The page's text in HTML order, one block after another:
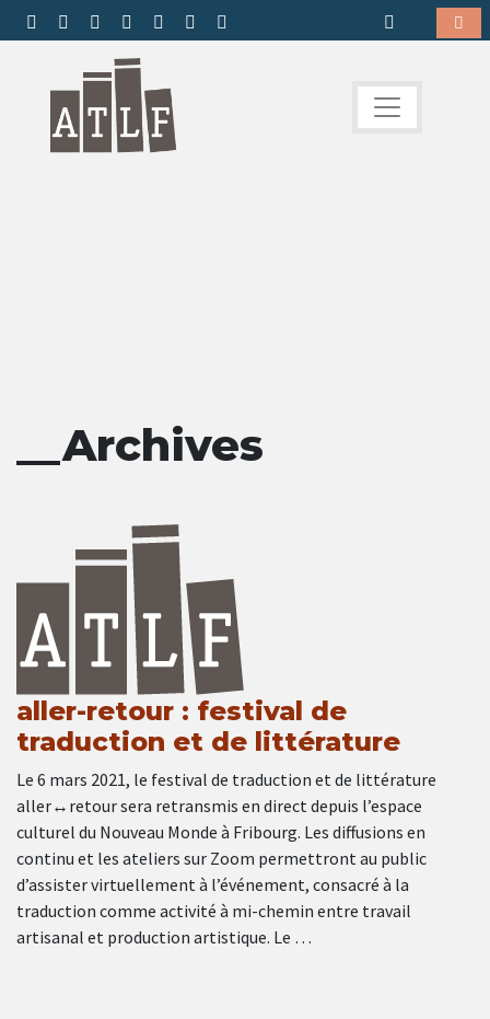
__Archives
aller-retour : festival de
traduction et de littérature
Le 6 mars 2021, le festival de traduction et de littérature
aller↔retour sera retransmis en direct depuis l’espace
culturel du Nouveau Monde à Fribourg. Les diffusions en
continu et les ateliers sur Zoom permettront au public
d’assister virtuellement à l’événement, consacré à la
traduction comme activité à mi-chemin entre travail
artisanal et production artistique. Le …